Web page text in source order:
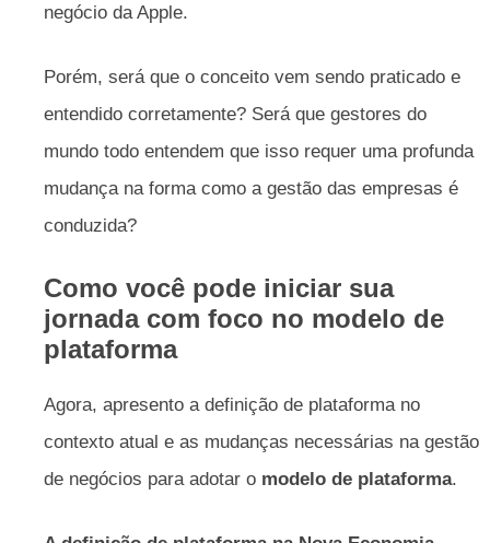
negócio da Apple.
Porém, será que o conceito vem sendo praticado e
entendido corretamente? Será que gestores do
mundo todo entendem que isso requer uma profunda
mudança na forma como a gestão das empresas é
conduzida?
Como você pode iniciar sua
jornada com foco no modelo de
plataforma
Agora, apresento a definição de plataforma no
contexto atual e as mudanças necessárias na gestão
de negócios para adotar o modelo de plataforma.